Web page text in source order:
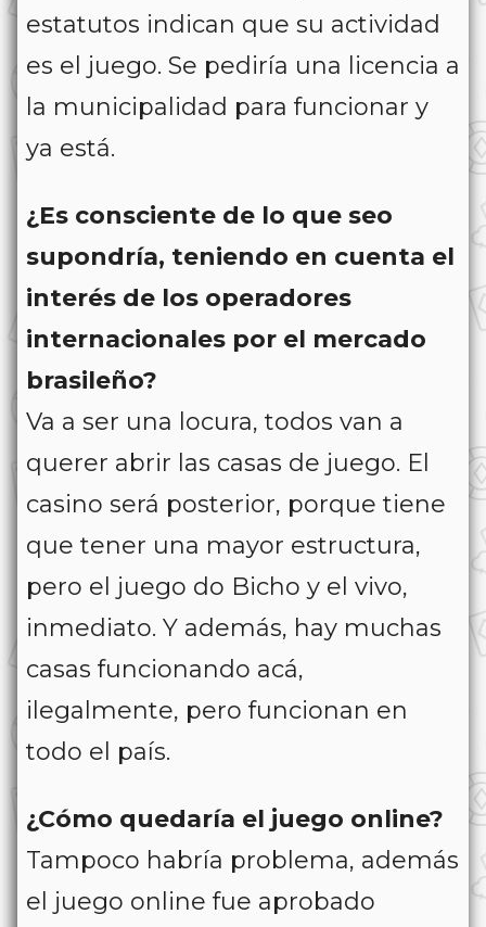
estatutos indican que su actividad
es el juego. Se pediría una licencia a
la municipalidad para funcionar y
ya está.
¿Es consciente de lo que seo
supondría, teniendo en cuenta el
interés de los operadores
internacionales por el mercado
brasileño?
Va a ser una locura, todos van a
querer abrir las casas de juego. El
casino será posterior, porque tiene
que tener una mayor estructura,
pero el juego do Bicho y el vivo,
inmediato. Y además, hay muchas
casas funcionando acá,
ilegalmente, pero funcionan en
todo el país.
¿Cómo quedaría el juego online?
Tampoco habría problema, además
el juego online fue aprobado